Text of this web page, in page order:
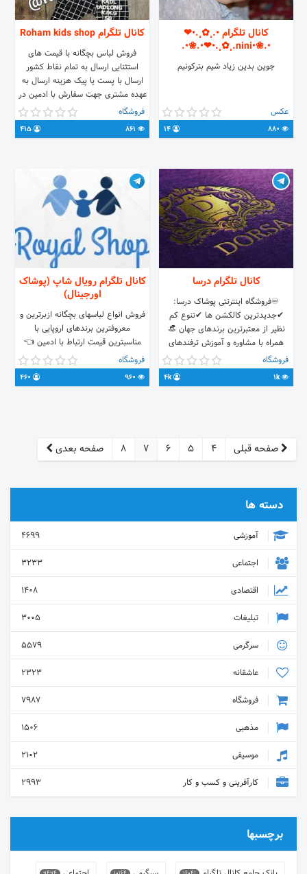
کانال تلگرام •.¸✿¸.•❤
•.❀•nini.¸✿¸.•❤•.❀•.
جوین بدین زیاد شیم بترکونیم
عکس
کانال تلگرام Roham kids shop
فروش لباس بچگانه با قیمت های
استثنایی ارسال به تمام نقاط کشور
ارسال با پست یا پیک هزینه ارسال به
عهده مشتری جهت سفارش با ادمین در
ارتباط باشید Admin @Roham017
فروشگاه
کانال تلگرام درسا
♾فروشگاه اینترنتی پوشاک درسا:
✔جدیدترین کالکشن ها ✔تنوع کم
نظیر از معتبرترین برندهای جهان 👒
همراه با مشاوره و آموزش ترفندهای
خوش پوشی پشتیبان های شما در
مجموعه درسا : 👇🏼 @Dorsa_3
@Nima1253 ✔با ما هميشه خوش
فروشگاه
1k
4k
کانال تلگرام رویال شاپ (پوشاک
اورجینال)
فروش انواع لباسهای بچگانه ازبرترین و
معروفترین برندهای اروپایی با
مناسبترین قیمت ارتباط با ادمین 👈
@Arezo0o67 اینستاگرام 👈
www.instagram.com/royal_shopp1/
فروشگاه
صفحه قبلی 4
5
6
7
8 صفحه بعدی
دسته ها
آموزشی
4699
اجتماعی
3233
اقتصادی
1408
تبلیغات
3005
سرگرمی
5579
عاشقانه
2323
فروشگاه
7987
مذهبی
1506
موسیقی
2102
کارآفرینی و کسب و کار
2993
برچسبها